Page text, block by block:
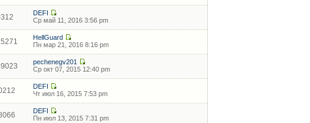
DEFI
Ср май 11, 2016 3:56 pm
HellGuard
Пн мар 21, 2016 8:16 pm
pechenegv201
Ср окт 07, 2015 12:40 pm
DEFI
Чт июл 16, 2015 7:53 pm
DEFI
Пн июл 13, 2015 7:31 pm